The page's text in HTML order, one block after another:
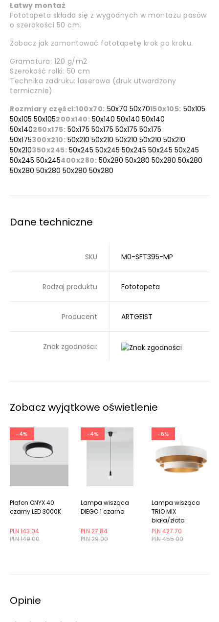
Łatwy montaż
Fototapeta składa się z wygodnych w montażu pasów
o szerokości 50 cm.
Zobacz jak zamontować fototapetę krok po kroku.
Gramatura: 120 g/m2
Szerokość rolki: 50 cm
Technika zadruku: laserowa (druk utwardzony
termicznie)
Rozmiary części:100x70: 50x70 50x70150x105: 50x105
50x105 50x105200x140: 50x140 50x140 50x140
50x140250x175: 50x175 50x175 50x175 50x175
50x175300x210: 50x210 50x210 50x210 50x210 50x210
50x210350x245: 50x245 50x245 50x245 50x245 50x245
50x245 50x245400x280: 50x280 50x280 50x280 50x280
50x280 50x280 50x280 50x280
Dane techniczne
SKU M0-SFT395-MP
Rodzaj produktu Fototapeta
Producent ARTGEIST
Znak zgodności:
Zobacz wyjątkowe oświetlenie
-4%
PLN 149.00
PLN 143.04
Plafon ONYX 40
czarny LED 3000K
-4%
PLN 29.00
PLN 27.84
Lampa wisząca
DIEGO 1 czarna
-6%
PLN 455.00
PLN 427.70
Lampa wisząca
TRIO MIX
biała/złota
Opinie